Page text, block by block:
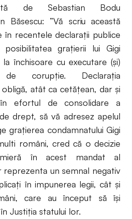
de Sebastian Bodu
Băsescu: ”Vă scriu această
în recentele declaraţii publice
graţierii lui Gigi
închisoare cu executare (și)
corupție. Declaraţia
atât ca cetăţean, dar şi
efortul de consolidare a
drept, să vă adresez apelul
graţierea condamnatului Gigi
români, cred că o decizie
în acest mandat al
reprezenta un semnal negativ
în impunerea legii, cât şi
care au început să își
Justiţia statului lor.